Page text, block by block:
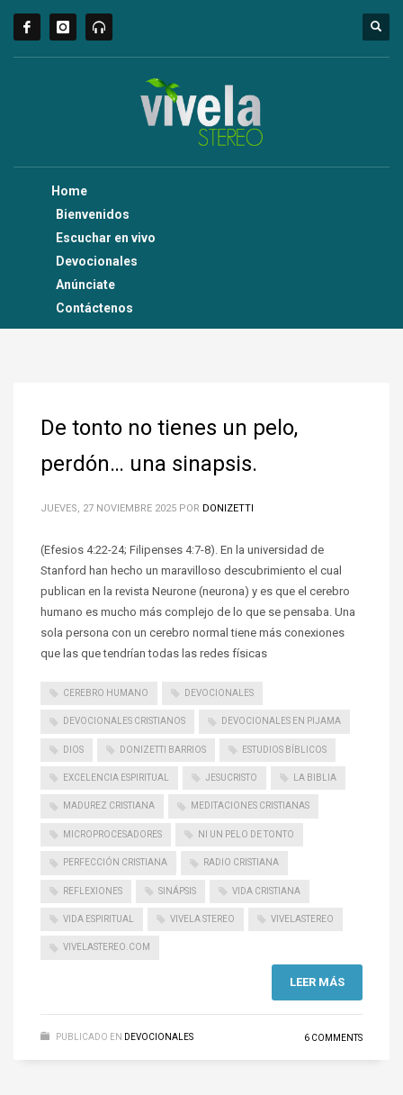
Home
Bienvenidos
Escuchar en vivo
Devocionales
Anúnciate
Contáctenos
De tonto no tienes un pelo,
perdón… una sinapsis.
JUEVES, 27 NOVIEMBRE 2025 POR DONIZETTI
(Efesios 4:22-24; Filipenses 4:7-8). En la universidad de
Stanford han hecho un maravilloso descubrimiento el cual
publican en la revista Neurone (neurona) y es que el cerebro
humano es mucho más complejo de lo que se pensaba. Una
sola persona con un cerebro normal tiene más conexiones
que las que tendrían todas las redes físicas
CEREBRO HUMANO DEVOCIONALES
DEVOCIONALES CRISTIANOS DEVOCIONALES EN PIJAMA
DIOS DONIZETTI BARRIOS ESTUDIOS BÍBLICOS
EXCELENCIA ESPIRITUAL JESUCRISTO LA BIBLIA
MADUREZ CRISTIANA MEDITACIONES CRISTIANAS
MICROPROCESADORES NI UN PELO DE TONTO
PERFECCIÓN CRISTIANA RADIO CRISTIANA
REFLEXIONES SINÁPSIS VIDA CRISTIANA
VIDA ESPIRITUAL VIVELA STEREO VIVELASTEREO
VIVELASTEREO.COM
LEER MÁS
PUBLICADO EN DEVOCIONALES 6 COMMENTS